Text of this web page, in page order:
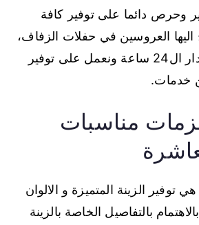
وحرص دائما على توفير كافة
اليها العروسين في حفلات الزفاف،
تمتد خدماتنا على مدار ال24 ساعة ونعمل على توفير
خدمات.
مناسبات
توفير الزينة المتميزة و الالوان
بالتفاصيل الخاصة بالزينة